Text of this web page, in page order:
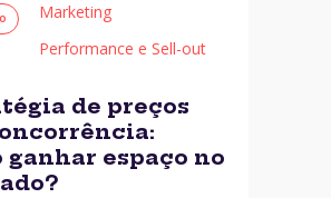
Marketing
Performance e Sell-out
de preços
ganhar espaço no